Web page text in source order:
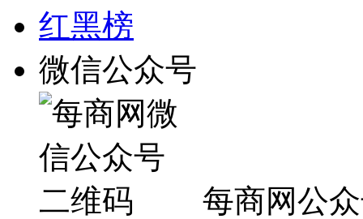
红黑榜
微信公众号
每商网公